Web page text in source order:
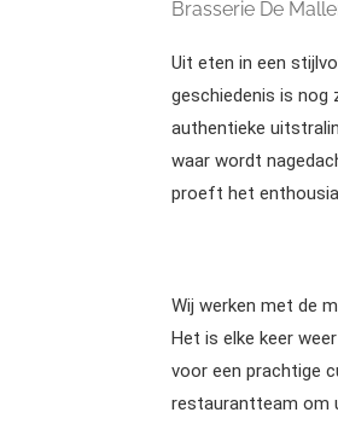
Brasserie De
Uit eten in een
geschiedenis is nog
authentieke
waar wordt
proeft het
Wij werken met de
Het is elke keer
voor een prachtige
restaurantteam om